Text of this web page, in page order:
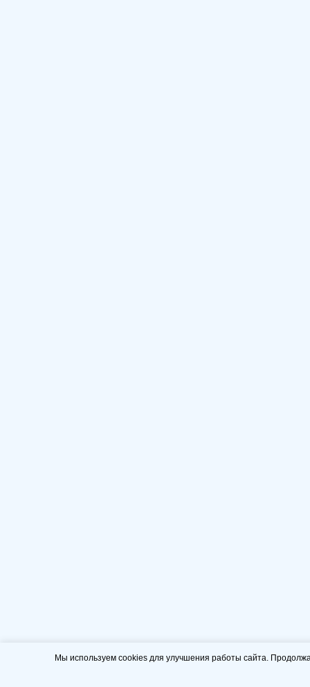
Мы используем cookies для улучшения работы сайта.